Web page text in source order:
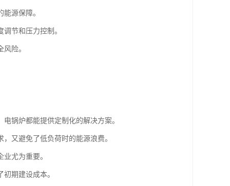
源保障。
节和压力控制。
险。
锅炉都能提供定制化的解决方案。
又避免了低负荷时的能源浪费。
尤为重要。
期建设成本。